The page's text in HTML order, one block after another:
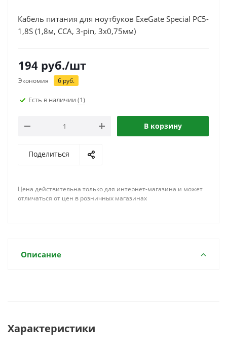
Кабель питания для ноутбуков ExeGate Special PC5-
1,8S (1,8м, CCA, 3-pin, 3х0,75мм)
194 руб./шт
Экономия 6 руб.
Есть в наличии (1)
В корзину
Поделиться
Цена действительна только для интернет-магазина и может
отличаться от цен в розничных магазинах
Описание
Характеристики